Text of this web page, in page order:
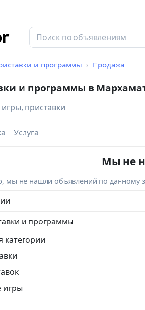
и программы Продажа
и программы в
приставки
Услуга
Мы не
мы не нашли объявлений по данному
и программы
категории
игры